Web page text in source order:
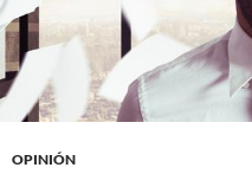
OPINIÓN